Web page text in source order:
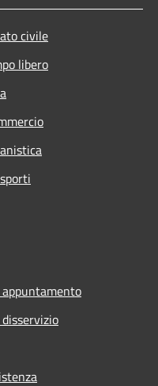
civile
libero